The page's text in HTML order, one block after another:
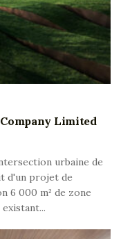
Limited
urbaine de
d'un projet de
6 000 m² de zone